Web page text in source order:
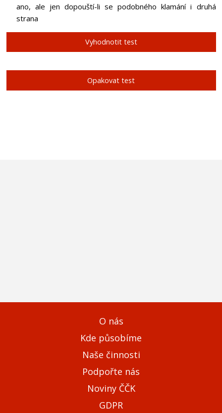
ano, ale jen dopouští-li se podobného klamání i druhá
strana
Vyhodnotit test
Opakovat test
O nás
Kde působíme
Naše činnosti
Podpořte nás
Noviny ČČK
GDPR